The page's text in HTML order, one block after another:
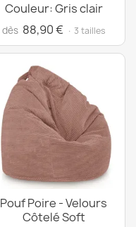
Couleur: Gris clair
dès 88,90 € · 3 tailles
Pouf Poire - Velours
Côtelé Soft